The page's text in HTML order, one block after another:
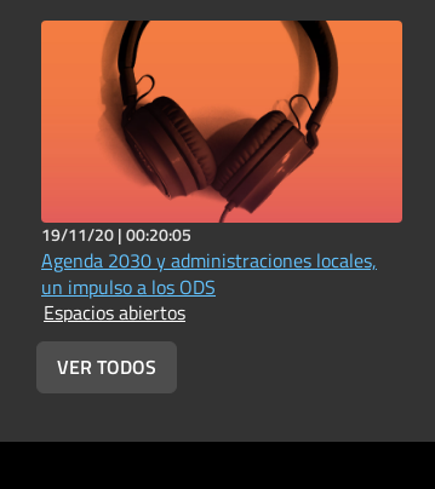
19/11/20 |00:20:05
Agenda 2030 y administraciones locales,
un impulso a los ODS
Espacios abiertos
VER TODOS